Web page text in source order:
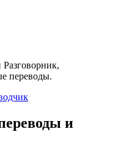
переводы.
и